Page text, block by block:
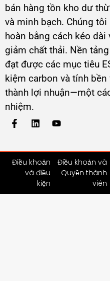
bán hàng tồn kho dư
và minh bạch. Chúng
hoàn bằng cách kéo
giảm chất thải. Nền
đạt được các mục tiêu
kiệm carbon và tính
thành lợi nhuận—một
nhiệm.
Điều khoản
và điều
kiện
Điều khoản và
Quyền thành
viên